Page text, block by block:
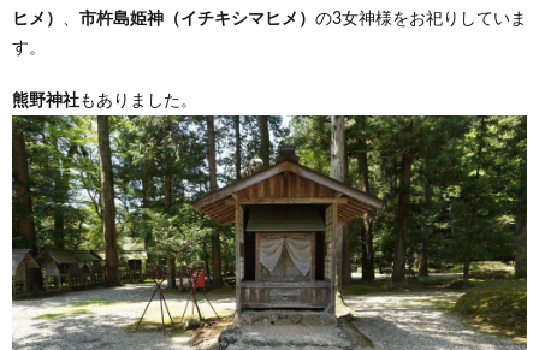
ヒメ）
市杵島姫神（イチキシマヒメ） の3女神様をお祀りしていま
す。
熊野神社もありました。